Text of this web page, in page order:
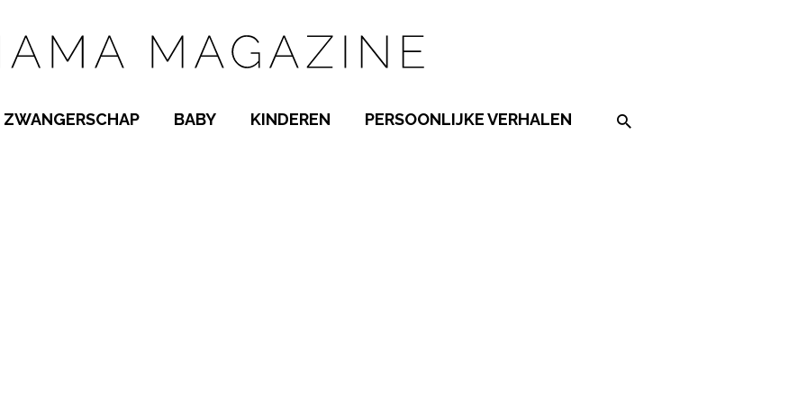
ZWANGERSCHAP BABY KINDEREN PERSOONLIJKE VERHALEN Search on the website